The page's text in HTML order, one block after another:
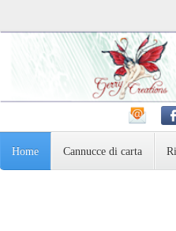
Home Cannucce di carta